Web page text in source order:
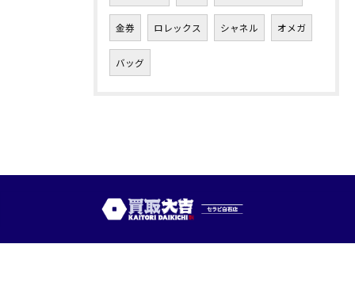
金券 ロレックス シャネル オメガ
バッグ